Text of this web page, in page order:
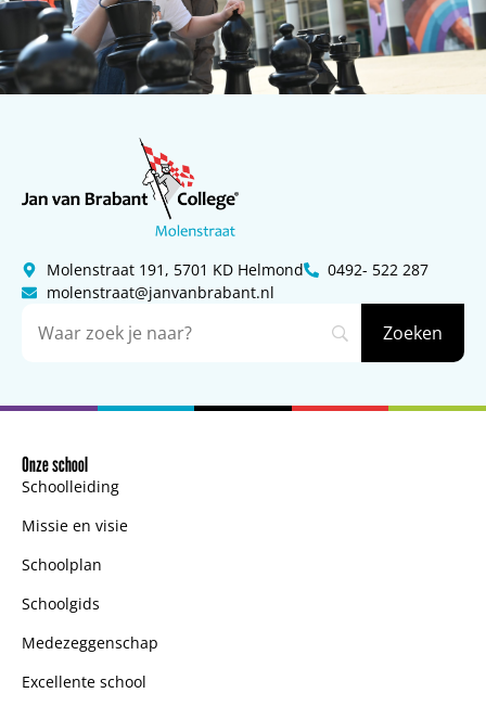
Molenstraat 191, 5701 KD Helmond
0492- 522 287
molenstraat@janvanbrabant.nl
Onze school
Schoolleiding
Missie en visie
Schoolplan
Schoolgids
Medezeggenschap
Excellente school